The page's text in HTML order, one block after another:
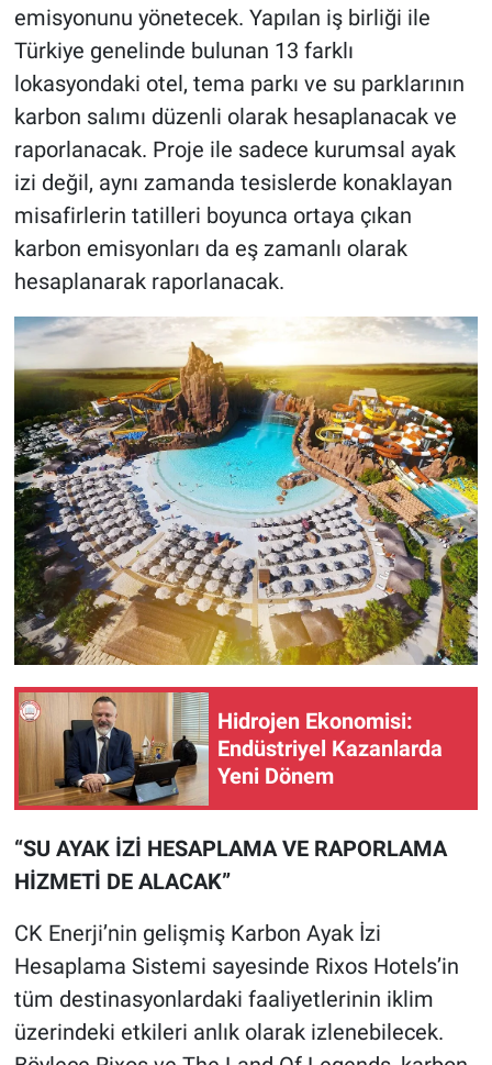
emisyonunu yönetecek. Yapılan iş birliği ile
Türkiye genelinde bulunan 13 farklı
lokasyondaki otel, tema parkı ve su parklarının
karbon salımı düzenli olarak hesaplanacak ve
raporlanacak. Proje ile sadece kurumsal ayak
izi değil, aynı zamanda tesislerde konaklayan
misafirlerin tatilleri boyunca ortaya çıkan
karbon emisyonları da eş zamanlı olarak
hesaplanarak raporlanacak.
Hidrojen Ekonomisi:
Endüstriyel Kazanlarda
Yeni Dönem
“SU AYAK İZİ HESAPLAMA VE RAPORLAMA
HİZMETİ DE ALACAK”
CK Enerji’nin gelişmiş Karbon Ayak İzi
Hesaplama Sistemi sayesinde Rixos Hotels’in
tüm destinasyonlardaki faaliyetlerinin iklim
üzerindeki etkileri anlık olarak izlenebilecek.